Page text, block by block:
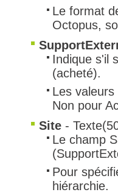
Le format
Octopus,
Indique s'il
(acheté).
Les
Non pour
Site -
Le champ
Pour
hiérarchie.